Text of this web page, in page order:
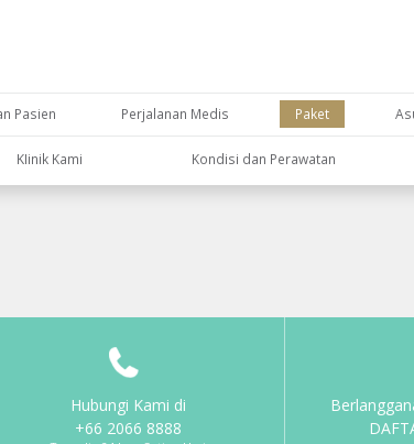
Pasien Perjalanan Medis Paket
KIinik Kami Kondisi dan Perawatan
Hubungi Kami di
+66 2066 8888